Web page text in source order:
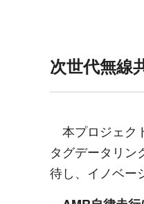
次世代無線
本プロジェク
タグデータリン
待し、イノベー